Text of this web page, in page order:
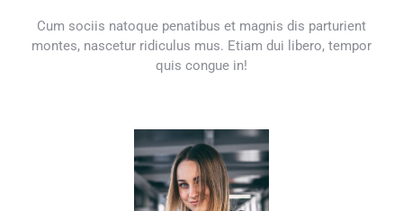
Cum sociis natoque penatibus et magnis dis parturient
montes, nascetur ridiculus mus. Etiam dui libero, tempor
quis congue in!